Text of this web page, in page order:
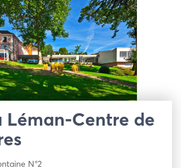
Léman-Centre de
N°2